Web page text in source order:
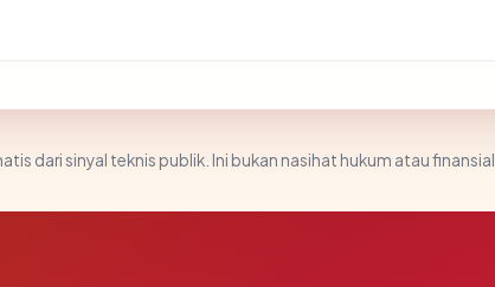
dari sinyal teknis publik. Ini bukan nasihat hukum atau finansial.